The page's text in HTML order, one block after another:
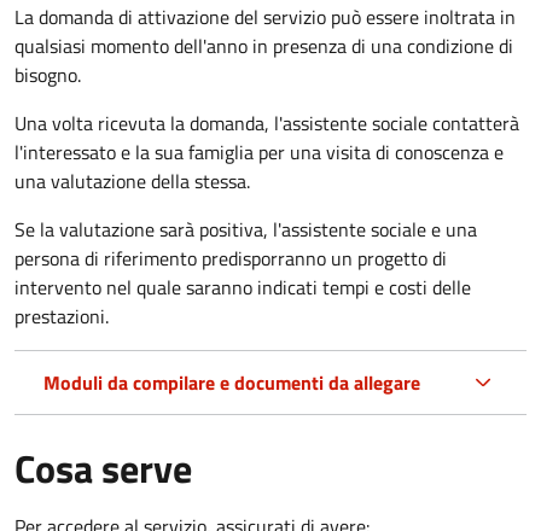
La domanda di attivazione del servizio può essere inoltrata in
qualsiasi momento dell'anno in presenza di una condizione di
bisogno.
Una volta ricevuta la domanda, l'assistente sociale contatterà
l'interessato e la sua famiglia per una visita di conoscenza e
una valutazione della stessa.
Se la valutazione sarà positiva, l'assistente sociale e una
persona di riferimento predisporranno un progetto di
intervento nel quale saranno indicati tempi e costi delle
prestazioni.
Moduli da compilare e documenti da allegare
Cosa serve